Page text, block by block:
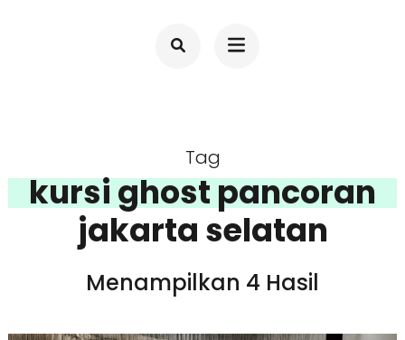
Tag
kursi ghost pancoran
jakarta selatan
Menampilkan 4 Hasil